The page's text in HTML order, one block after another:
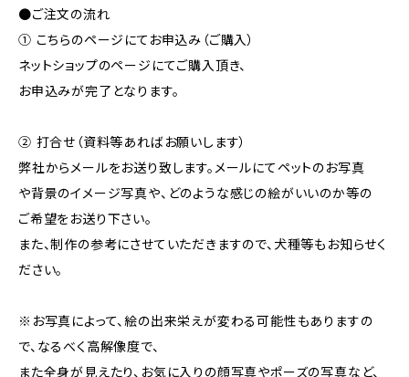
●ご注文の流れ
① こちらのページにてお申込み（ご購入）
ネットショップのページにてご購入頂き、
お申込みが完了となります。
② 打合せ（資料等あればお願いします）
弊社からメールをお送り致します。メールにてペットのお写真
や背景のイメージ写真や、どのような感じの絵がいいのか等の
ご希望をお送り下さい。
また、制作の参考にさせていただきますので、犬種等もお知らせく
ださい。
※お写真によって、絵の出来栄えが変わる可能性もありますの
で、なるべく高解像度で、
また全身が見えたり、お気に入りの顔写真やポーズの写真など、